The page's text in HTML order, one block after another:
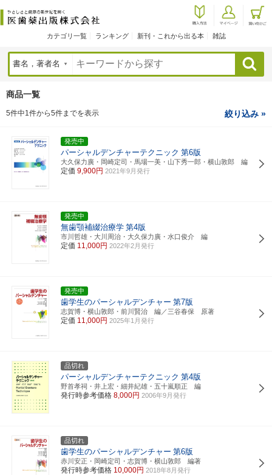
カテゴリ一覧 ランキング 新刊・これから出る本 雑誌
検索
商品一覧
5件中1件から5件までを表示 絞り込み »
発売中
パーシャルデンチャーテクニック 第6版
大久保力廣・岡崎定司・馬場一美・山下秀一郎・横山敦郎 編
定価 9,900円 2021年9月発行
発売中
無歯顎補綴治療学 第4版
市川哲雄・大川周治・大久保力廣・水口俊介 編
定価 11,000円 2022年2月発行
発売中
歯学生のパーシャルデンチャー 第7版
志賀博・横山敦郎・前川賢治 編／三谷春保 原著
定価 11,000円 2025年1月発行
品切れ
パーシャルデンチャーテクニック 第4版
野首孝祠・井上宏・細井紀雄・五十嵐順正 編
発行時参考価格 8,000円 2006年9月発行
品切れ
歯学生のパーシャルデンチャー 第6版
赤川安正・岡崎定司・志賀博・横山敦郎 編著
発行時参考価格 10,000円 2018年8月発行